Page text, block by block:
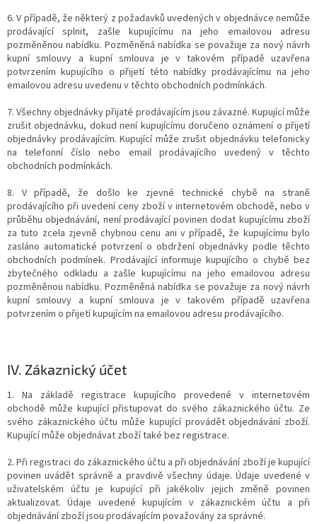
6. V případě, že některý z požadavků uvedených v objednávce nemůže
prodávající splnit, zašle kupujícímu na jeho emailovou adresu
pozměněnou nabídku. Pozměněná nabídka se považuje za nový návrh
kupní smlouvy a kupní smlouva je v takovém případě uzavřena
potvrzením kupujícího o přijetí této nabídky prodávajícímu na jeho
emailovou adresu uvedenu v těchto obchodních podmínkách.
7. Všechny objednávky přijaté prodávajícím jsou závazné. Kupující může
zrušit objednávku, dokud není kupujícímu doručeno oznámení o přijetí
objednávky prodávajícím. Kupující může zrušit objednávku telefonicky
na telefonní číslo nebo email prodávajícího uvedený v těchto
obchodních podmínkách.
8. V případě, že došlo ke zjevné technické chybě na straně
prodávajícího při uvedení ceny zboží v internetovém obchodě, nebo v
průběhu objednávání, není prodávající povinen dodat kupujícímu zboží
za tuto zcela zjevně chybnou cenu ani v případě, že kupujícímu bylo
zasláno automatické potvrzení o obdržení objednávky podle těchto
obchodních podmínek. Prodávající informuje kupujícího o chybě bez
zbytečného odkladu a zašle kupujícímu na jeho emailovou adresu
pozměněnou nabídku. Pozměněná nabídka se považuje za nový návrh
kupní smlouvy a kupní smlouva je v takovém případě uzavřena
potvrzením o přijetí kupujícím na emailovou adresu prodávajícího.
IV. Zákaznický účet
1. Na základě registrace kupujícího provedené v internetovém
obchodě může kupující přistupovat do svého zákaznického účtu. Ze
svého zákaznického účtu může kupující provádět objednávání zboží.
Kupující může objednávat zboží také bez registrace.
2. Při registraci do zákaznického účtu a při objednávání zboží je kupující
povinen uvádět správně a pravdivě všechny údaje. Údaje uvedené v
uživatelském účtu je kupující při jakékoliv jejich změně povinen
aktualizovat. Údaje uvedené kupujícím v zákaznickém účtu a při
objednávání zboží jsou prodávajícím považovány za správné.